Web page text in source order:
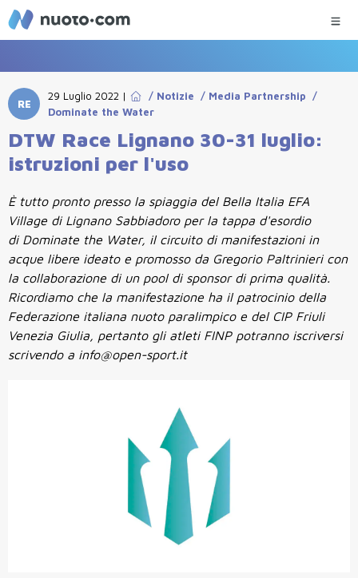
RE
29 Luglio 2022 | / Notizie / Media Partnership /
Dominate the Water
DTW Race Lignano 30-31 luglio:
istruzioni per l'uso
È tutto pronto presso la spiaggia del Bella Italia EFA
Village di Lignano Sabbiadoro per la tappa d'esordio
di Dominate the Water, il circuito di manifestazioni in
acque libere ideato e promosso da Gregorio Paltrinieri con
la collaborazione di un pool di sponsor di prima qualità.
Ricordiamo che la manifestazione ha il patrocinio della
Federazione italiana nuoto paralimpico e del CIP Friuli
Venezia Giulia, pertanto gli atleti FINP potranno iscriversi
scrivendo a info@open-sport.it